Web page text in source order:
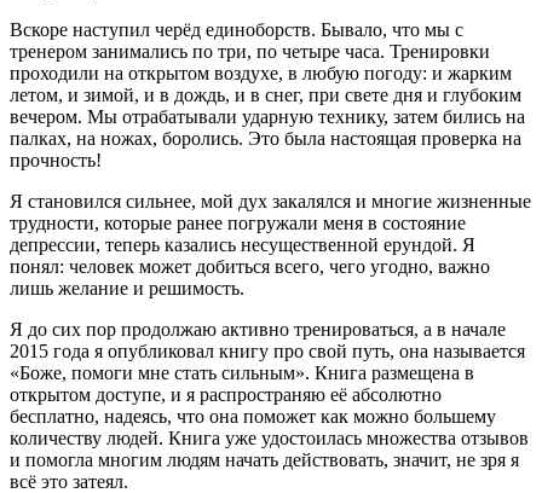
Вскоре наступил черёд единоборств. Бывало, что мы с
тренером занимались по три, по четыре часа. Тренировки
проходили на открытом воздухе, в любую погоду: и жарким
летом, и зимой, и в дождь, и в снег, при свете дня и глубоким
вечером. Мы отрабатывали ударную технику, затем бились на
палках, на ножах, боролись. Это была настоящая проверка на
прочность!
Я становился сильнее, мой дух закалялся и многие жизненные
трудности, которые ранее погружали меня в состояние
депрессии, теперь казались несущественной ерундой. Я
понял: человек может добиться всего, чего угодно, важно
лишь желание и решимость.
Я до сих пор продолжаю активно тренироваться, а в начале
2015 года я опубликовал книгу про свой путь, она называется
«Боже, помоги мне стать сильным». Книга размещена в
открытом доступе, и я распространяю её абсолютно
бесплатно, надеясь, что она поможет как можно большему
количеству людей. Книга уже удостоилась множества отзывов
и помогла многим людям начать действовать, значит, не зря я
всё это затеял.